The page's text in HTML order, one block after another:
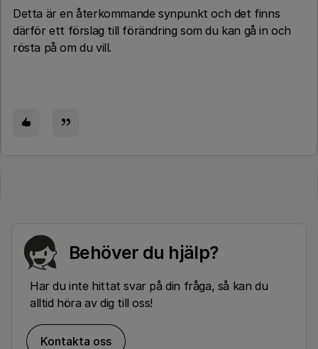
Detta är en återkommande synpunkt och det finns
därför ett förslag till förändring som du kan gå in och
rösta på om du vill.
Behöver du hjälp?
Har du inte hittat svar på din fråga, så kan du
alltid höra av dig till oss!
Kontakta oss